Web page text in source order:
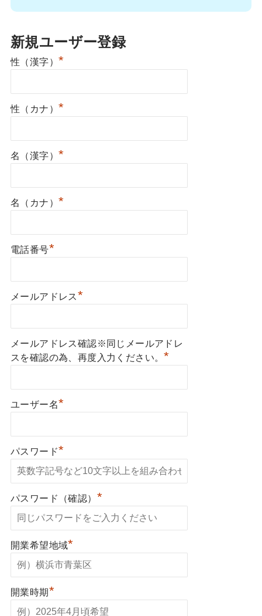
新規ユーザー登録
性（漢字） *
性（カナ） *
名（漢字） *
名（カナ） *
電話番号*
メールアドレス*
メールアドレス確認※同じメールアドレ
スを確認の為、再度入力ください。*
ユーザー名*
パスワード*
パスワード（確認） *
開業希望地域*
開業時期*